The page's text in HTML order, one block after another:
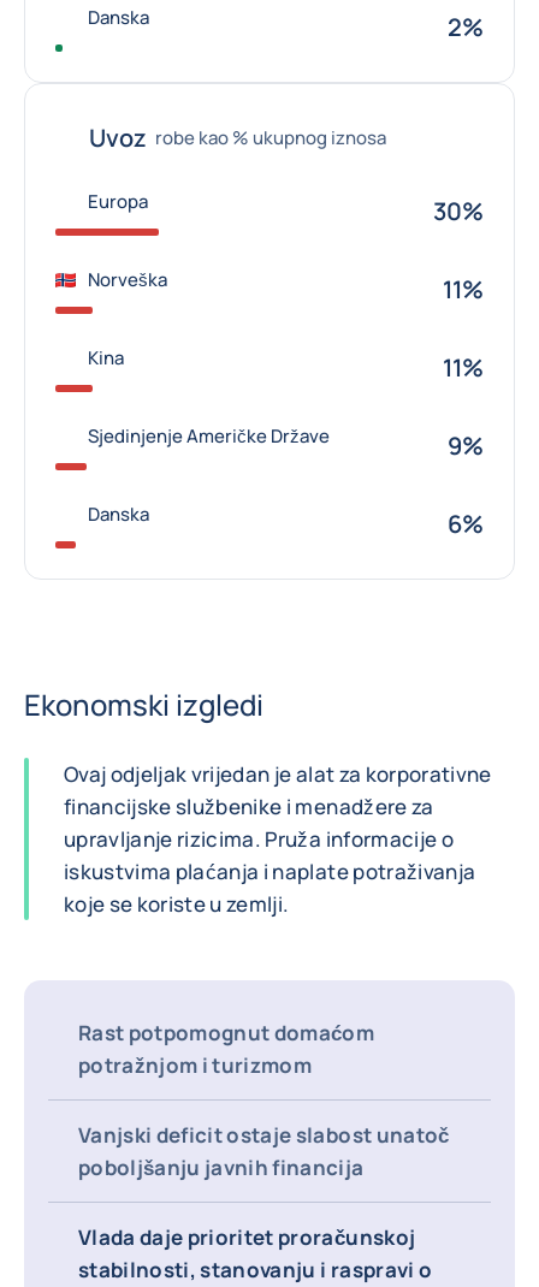
Danska 2%
Uvoz robe kao % ukupnog iznosa
Europa 30%
Norveška 11%
Kina 11%
Sjedinjenje Američke Države 9%
Danska 6%
Ekonomski izgledi
Ovaj odjeljak vrijedan je alat za korporativne
financijske službenike i menadžere za
upravljanje rizicima. Pruža informacije o
iskustvima plaćanja i naplate potraživanja
koje se koriste u zemlji.
Rast potpomognut domaćom
potražnjom i turizmom
Vanjski deficit ostaje slabost unatoč
poboljšanju javnih financija
Vlada daje prioritet proračunskoj
stabilnosti, stanovanju i raspravi o